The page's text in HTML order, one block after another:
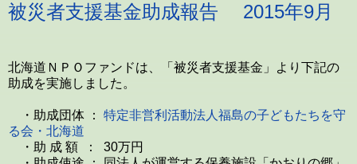
被災者支援基金助成報告 2015年9月
北海道ＮＰＯファンドは、「被災者支援基金」より下記の
助成を実施しました。
・助成団体 ： 特定非営利活動法人 福島の子どもたちを守
る会・北海道
・助 成 額 ： 30万円